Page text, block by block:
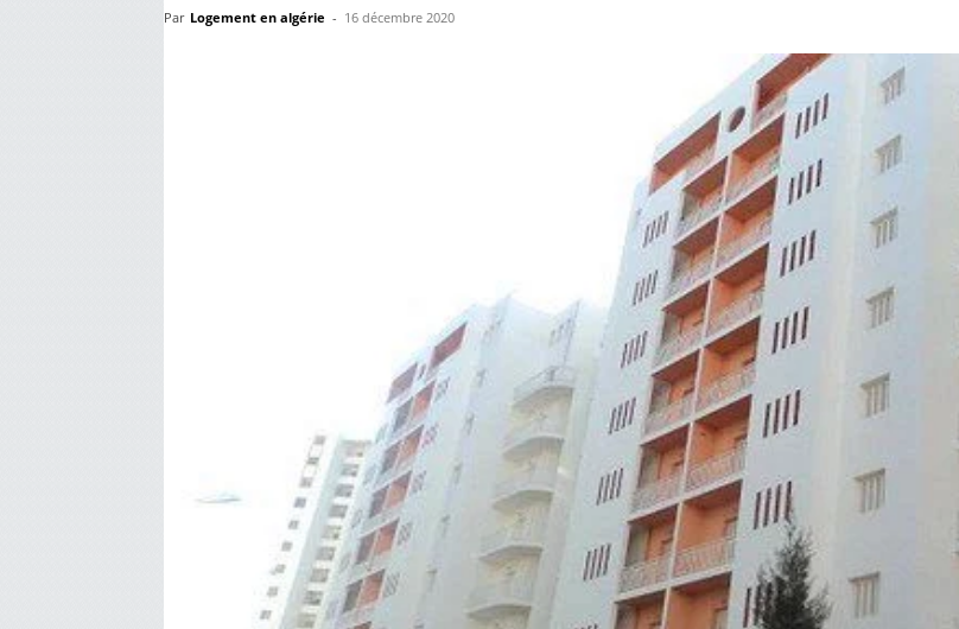
Par Logement en algérie - 16 décembre 2020